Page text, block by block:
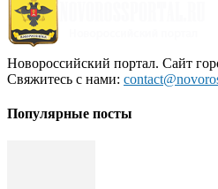
Новороссийский портал. Сайт
Свяжитесь с нами:
Популярные посты